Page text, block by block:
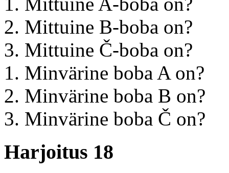
2. Mittuine B-boba on?
3. Mittuine Č-boba on?
1. Minvärine boba A on?
2. Minvärine boba B on?
3. Minvärine boba Č on?
Harjoitus 18